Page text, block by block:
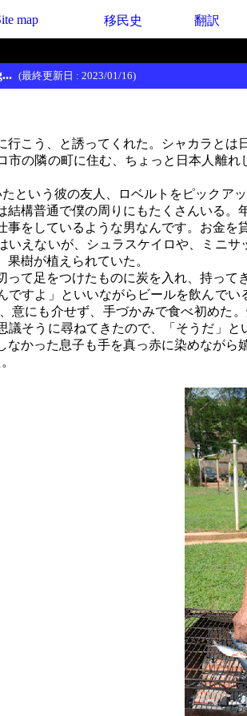
map 移民史 翻訳
(最終更新日 : 2023/01/16)
こう、と誘ってくれた。シャカラと
の隣の町に住む、ちょっと日本人離
という彼の友人、ロベルトをピックア
結構普通で僕の周りにもたくさんいる
事をしているような男なんです。お金
えないが、シュラスケイロや、ミニ
樹が植えられていた。
て足をつけたものに炭を入れ、持っ
ですよ」といいながらビールを飲んで
意にも介せず、手づかみで食べ初めた
議そうに尋ねてきたので、「そうだ」
かった息子も手を真っ赤に染めながら